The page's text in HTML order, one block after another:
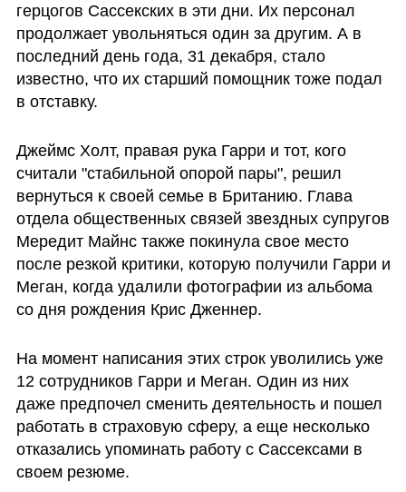
герцогов Сассекских в эти дни. Их персонал
продолжает увольняться один за другим. А в
последний день года, 31 декабря, стало
известно, что их старший помощник тоже подал
в отставку.
Джеймс Холт, правая рука Гарри и тот, кого
считали "стабильной опорой пары", решил
вернуться к своей семье в Британию. Глава
отдела общественных связей звездных супругов
Мередит Майнс также покинула свое место
после резкой критики, которую получили Гарри и
Меган, когда удалили фотографии из альбома
со дня рождения Крис Дженнер.
На момент написания этих строк уволились уже
12 сотрудников Гарри и Меган. Один из них
даже предпочел сменить деятельность и пошел
работать в страховую сферу, а еще несколько
отказались упоминать работу с Сассексами в
своем резюме.